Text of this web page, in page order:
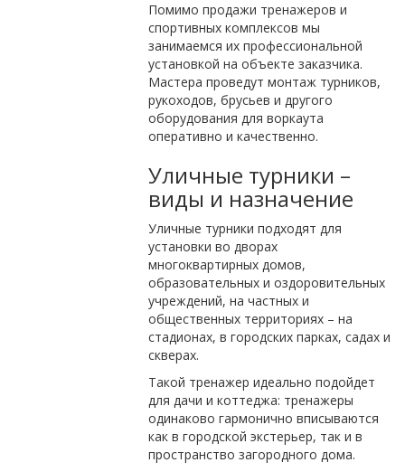
Помимо продажи тренажеров и
спортивных комплексов мы
занимаемся их профессиональной
установкой на объекте заказчика.
Мастера проведут монтаж турников,
рукоходов, брусьев и другого
оборудования для воркаута
оперативно и качественно.
Уличные турники –
виды и назначение
Уличные турники подходят для
установки во дворах
многоквартирных домов,
образовательных и оздоровительных
учреждений, на частных и
общественных территориях – на
стадионах, в городских парках, садах и
скверах.
Такой тренажер идеально подойдет
для дачи и коттеджа: тренажеры
одинаково гармонично вписываются
как в городской экстерьер, так и в
пространство загородного дома.